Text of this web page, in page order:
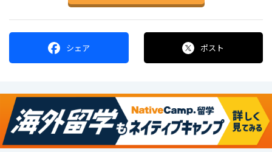
シェア ポスト